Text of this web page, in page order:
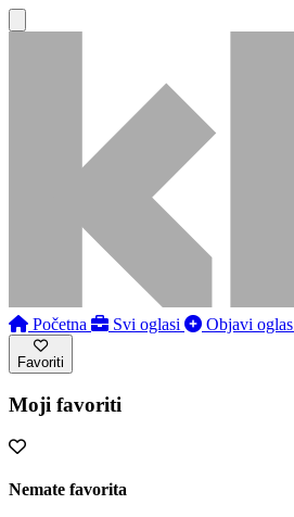
Početna Svi oglasi Objavi oglas
Favoriti
Moji favoriti
Nemate favorita